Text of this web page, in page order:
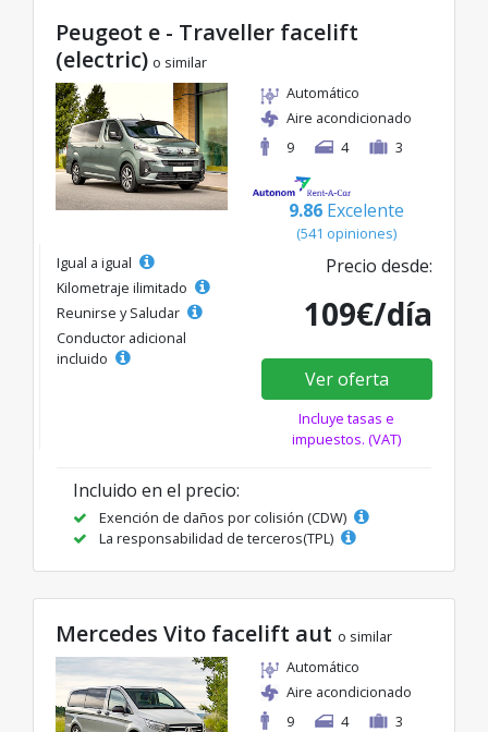
Peugeot e - Traveller facelift
(electric) o similar
Automático
Aire acondicionado
9
4 3
9.86 Excelente
(541 opiniones)
Igual a igual
Kilometraje ilimitado
Reunirse y Saludar
Conductor adicional
incluido
Precio desde:
109€/día
Ver oferta
Incluye tasas e
impuestos. (VAT)
Incluido en el precio:
Exención de daños por colisión (CDW)
La responsabilidad de terceros(TPL)
Mercedes Vito facelift aut o similar
Automático
Aire acondicionado
9
4 3